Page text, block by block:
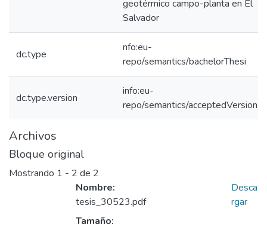
geotérmico campo-planta en El
Salvador
dc.type
nfo:eu-
repo/semantics/bachelorThesi
dc.type.version
info:eu-
repo/semantics/acceptedVersion
Archivos
Bloque original
Mostrando 1 - 2 de 2
Nombre:
tesis_30523.pdf
Tamaño:
Desca
rgar